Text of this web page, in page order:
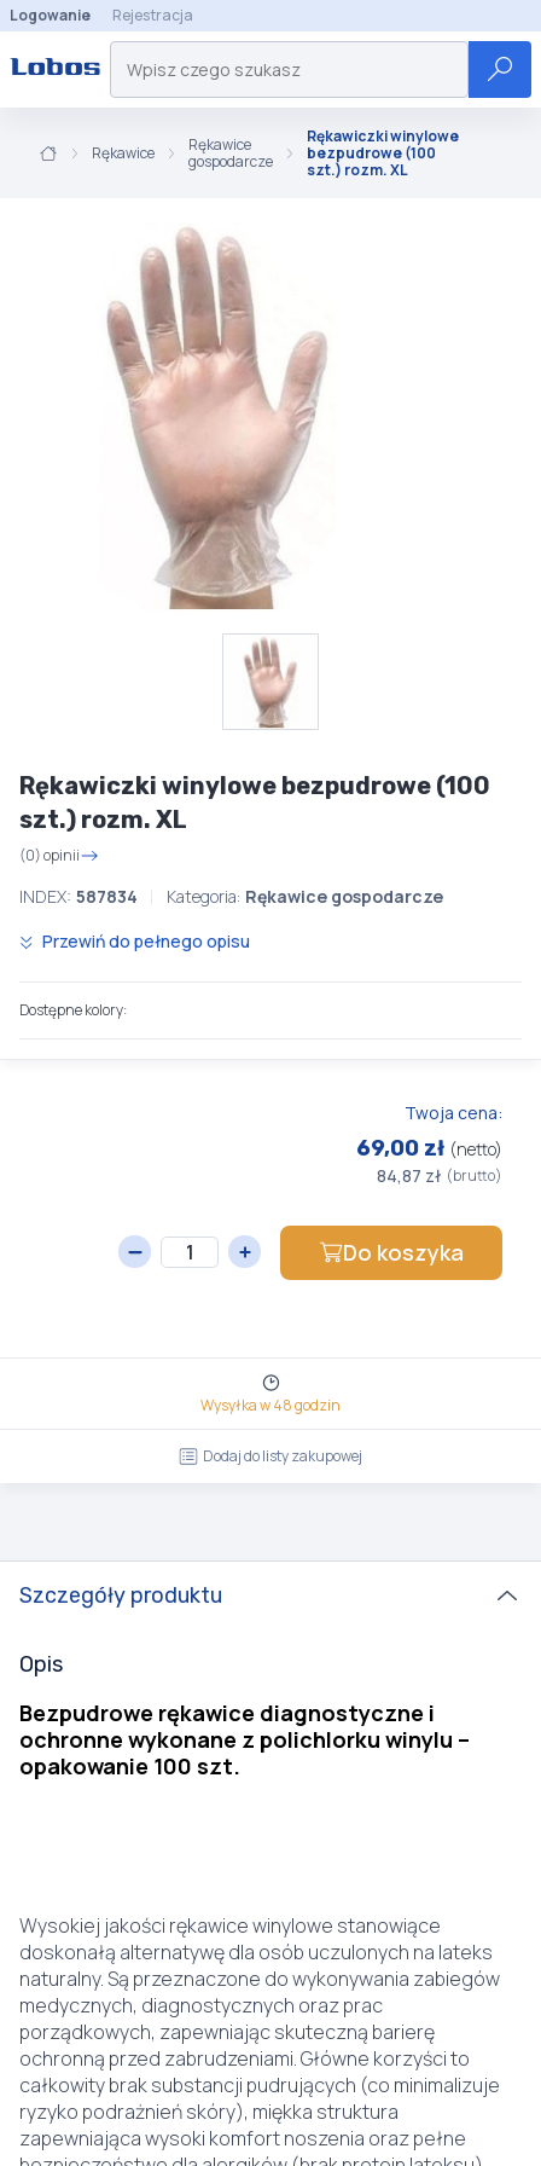
Logowanie Rejestracja
Rękawice
Rękawice
gospodarcze
Rękawiczki winylowe
bezpudrowe (100
szt.) rozm. XL
Rękawiczki winylowe bezpudrowe (100
szt.) rozm. XL
(0) opinii
INDEX: 587834 Kategoria: Rękawice gospodarcze
Przewiń do pełnego opisu
Dostępne kolory:
Twoja cena:
69,00 zł (netto)
84,87 zł (brutto)
Do koszyka
Wysyłka w 48 godzin
Dodaj do listy zakupowej
Szczegóły produktu
Opis
Bezpudrowe rękawice diagnostyczne i
ochronne wykonane z polichlorku winylu –
opakowanie 100 szt.
Wysokiej jakości rękawice winylowe stanowiące
doskonałą alternatywę dla osób uczulonych na lateks
naturalny. Są przeznaczone do wykonywania zabiegów
medycznych, diagnostycznych oraz prac
porządkowych, zapewniając skuteczną barierę
ochronną przed zabrudzeniami. Główne korzyści to
całkowity brak substancji pudrujących (co minimalizuje
ryzyko podrażnień skóry), miękka struktura
zapewniająca wysoki komfort noszenia oraz pełne